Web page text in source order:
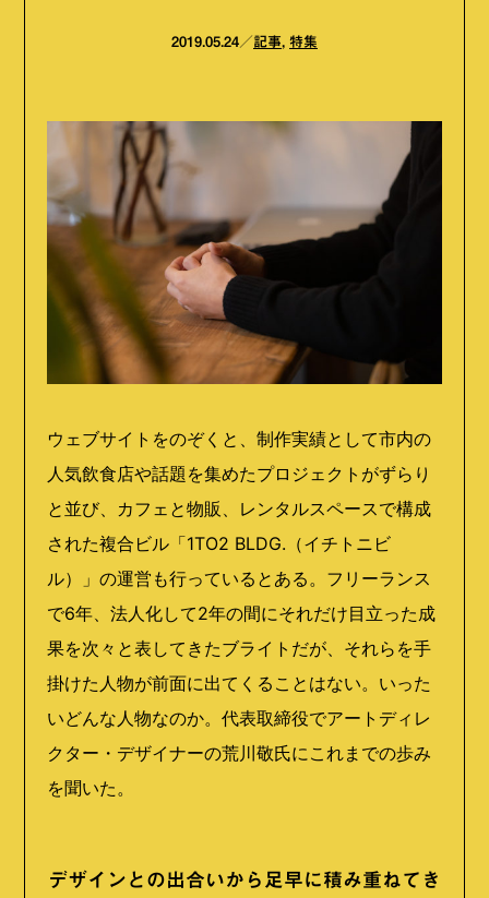
2019.05.24 記事, 特集
ウェブサイトをのぞくと、制作実績として市内の
人気飲食店や話題を集めたプロジェクトがずらり
と並び、カフェと物販、レンタルスペースで構成
された複合ビル「1TO2 BLDG.（イチトニビ
ル）」の運営も行っているとある。フリーランス
で6年、法人化して2年の間にそれだけ目立った成
果を次々と表してきたブライトだが、それらを手
掛けた人物が前面に出てくることはない。いった
いどんな人物なのか。代表取締役でアートディレ
クター・デザイナーの荒川敬氏にこれまでの歩み
を聞いた。
デザインとの出合いから足早に積み重ねてき